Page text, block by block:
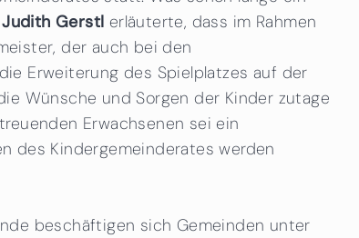
Judith Gerstl erläuterte, dass im Rahmen
der auch bei den
Erweiterung des Spielplatzes auf der
Wünsche und Sorgen der Kinder zutage
Erwachsenen sei ein
des Kindergemeinderates werden
beschäftigen sich Gemeinden unter